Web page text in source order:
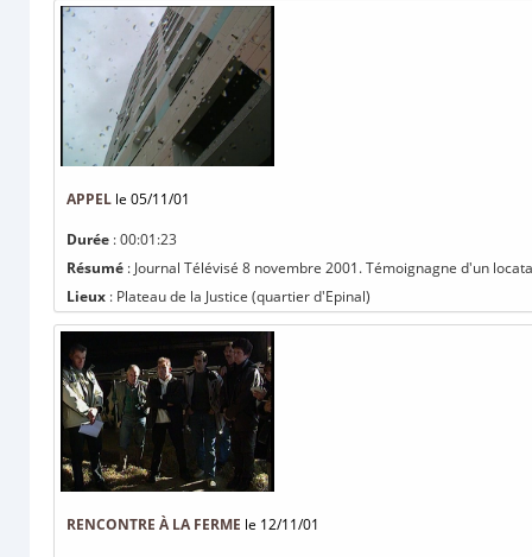
APPEL le 05/11/01
Durée : 00:01:23
Résumé : Journal Télévisé 8 novembre 2001. Témoignagne d'un
Lieux : Plateau de la Justice (quartier d'Epinal)
RENCONTRE À LA FERME le 12/11/01